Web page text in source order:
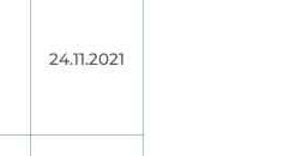
24.11.2021